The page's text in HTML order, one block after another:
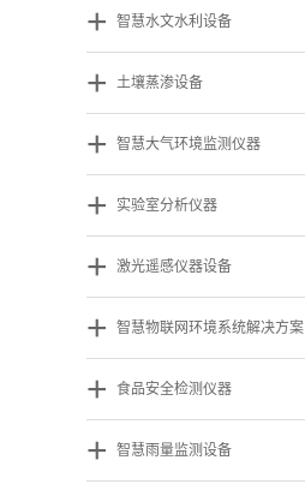
+ 智慧水文水利设备
+ 土壤蒸渗设备
+ 智慧大气环境监测仪器
+ 实验室分析仪器
+ 激光遥感仪器设备
+ 智慧物联网环境系统解决方案
+ 食品安全检测仪器
+ 智慧雨量监测设备